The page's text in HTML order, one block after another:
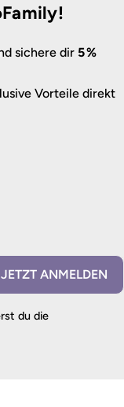
sichere dir 5 %
Vorteile direkt
JETZT ANMELDEN
du die